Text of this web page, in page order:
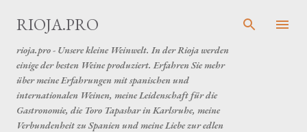
RIOJA.PRO
rioja.pro - Unsere kleine Weinwelt. In der Rioja werden
einige der besten Weine produziert. Erfahren Sie mehr
über meine Erfahrungen mit spanischen und
internationalen Weinen, meine Leidenschaft für die
Gastronomie, die Toro Tapasbar in Karlsruhe, meine
Verbundenheit zu Spanien und meine Liebe zur edlen